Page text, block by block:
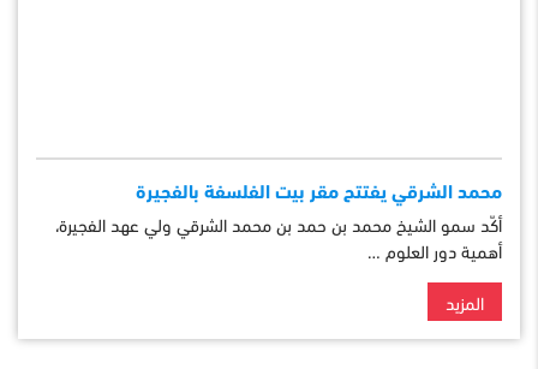
محمد الشرقي يفتتح مقر بيت الفلسفة بالفجيرة
أكّد سمو الشيخ محمد بن حمد بن محمد الشرقي ولي عهد الفجيرة،
أهمية دور العلوم …
المزيد